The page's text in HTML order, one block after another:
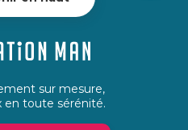
sur mesure,
en toute sérénité.